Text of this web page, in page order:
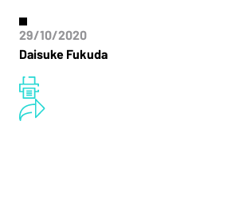
29/10/2020
Daisuke Fukuda